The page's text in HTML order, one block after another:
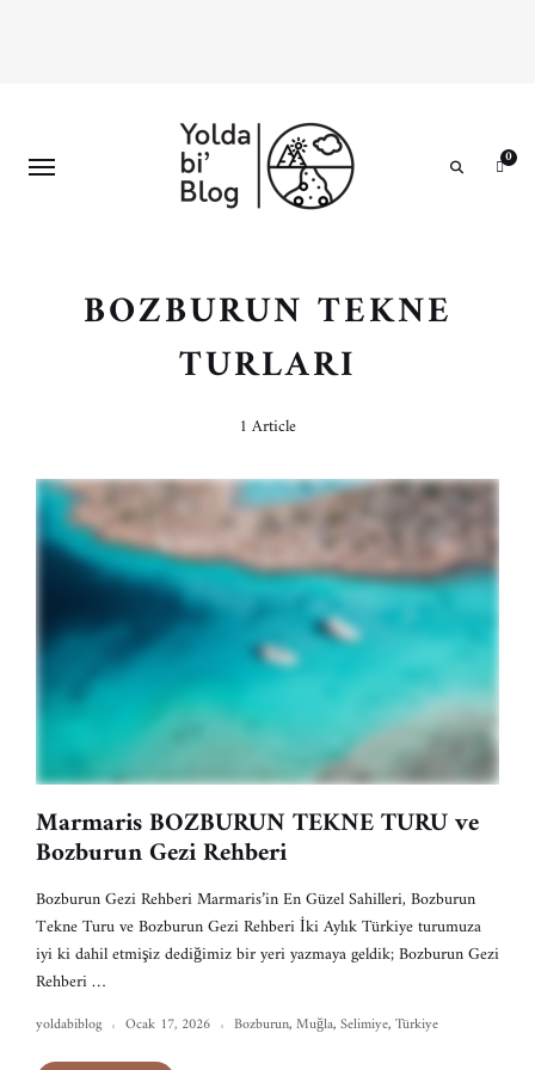
0
BOZBURUN TEKNE
TURLARI
1 Article
Marmaris BOZBURUN TEKNE TURU ve
Bozburun Gezi Rehberi
Bozburun Gezi Rehberi Marmaris’in En Güzel Sahilleri, Bozburun
Tekne Turu ve Bozburun Gezi Rehberi İki Aylık Türkiye turumuza
iyi ki dahil etmişiz dediğimiz bir yeri yazmaya geldik; Bozburun Gezi
Rehberi …
yoldabiblog Ocak 17, 2026 Bozburun,Muğla,Selimiye,Türkiye